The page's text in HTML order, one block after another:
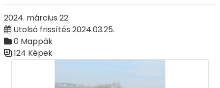
2024. március 22.
Utolsó frissítés 2024.03.25.
0 Mappák
124 Képek